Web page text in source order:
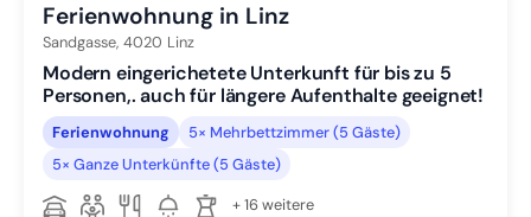
Ferienwohnung in Linz
Sandgasse, 4020 Linz
Modern eingerichetete Unterkunft für bis zu 5
Personen,. auch für längere Aufenthalte geeignet!
Ferienwohnung
5× Mehrbettzimmer (5 Gäste)
5× Ganze Unterkünfte (5 Gäste)
+ 16 weitere